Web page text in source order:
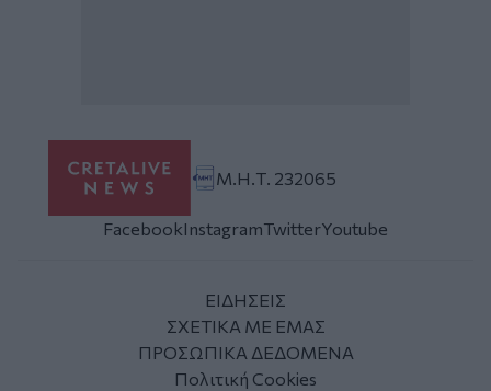
Μ.Η.Τ. 232065
FacebookInstagramTwitterYoutube
ΕΙΔΗΣΕΙΣ
ΣΧΕΤΙΚΑ ΜΕ ΕΜΑΣ
ΠΡΟΣΩΠΙΚΑ ΔΕΔΟΜΕΝΑ
Πολιτική Cookies